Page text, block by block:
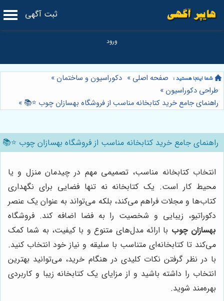
ثبت آگهی
صفحه اصلی » دکوراسیون و ساختمان »
طراحی دکوراسیون »
راهنمای جامع خرید کتابخانه مناسب از فروشگاه بهسازان چوب ⭐️📚 »
راهنمای جامع خرید کتابخانه مناسب از فروشگاه بهسازان چوب ⭐️📚
انتخاب کتابخانه مناسب، تصمیمی مهم در چیدمان منزل و یا
محیط کار است. یک کتابخانه نه تنها فضایی برای نگهداری
کتاب‌ها و مجلات فراهم می‌کند، بلکه می‌تواند به عنوان یک عنصر
دکوراتیو، زیبایی و شخصیت را به فضا اضافه کند. فروشگاه
بهسازان چوب با ارائه مدل‌های متنوع و با کیفیت، به شما کمک
می‌کند تا کتابخانه‌ای متناسب با سلیقه و نیاز خود انتخاب کنید.
با در نظر گرفتن نکات کلیدی در هنگام خرید، می‌توانید بهترین
انتخاب را داشته باشید و از مزایای یک کتابخانه زیبا و کاربردی
بهره‌مند شوید.